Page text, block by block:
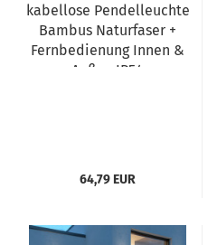
kabellose Pendelleuchte
Bambus Naturfaser +
Fernbedienung Innen &
Außen IP54
64,79 EUR